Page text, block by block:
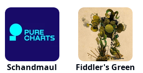
Reiter
Schandmaul Fiddler's Green